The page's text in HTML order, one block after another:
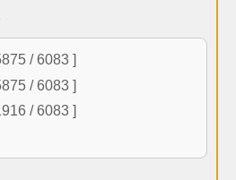
/ 6083 ]
/ 6083 ]
/ 6083 ]